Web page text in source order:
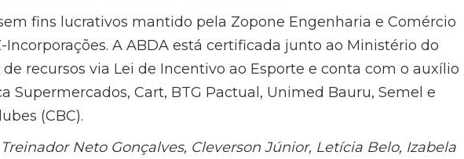
fins lucrativos mantido pela Zopone Engenharia e Comércio
Incorporações. A ABDA está certificada junto ao Ministério do
recursos via Lei de Incentivo ao Esporte e conta com o auxílio
Supermercados, Cart, BTG Pactual, Unimed Bauru, Semel e
(CBC).
Neto Gonçalves, Cleverson Júnior, Letícia Belo, Izabela